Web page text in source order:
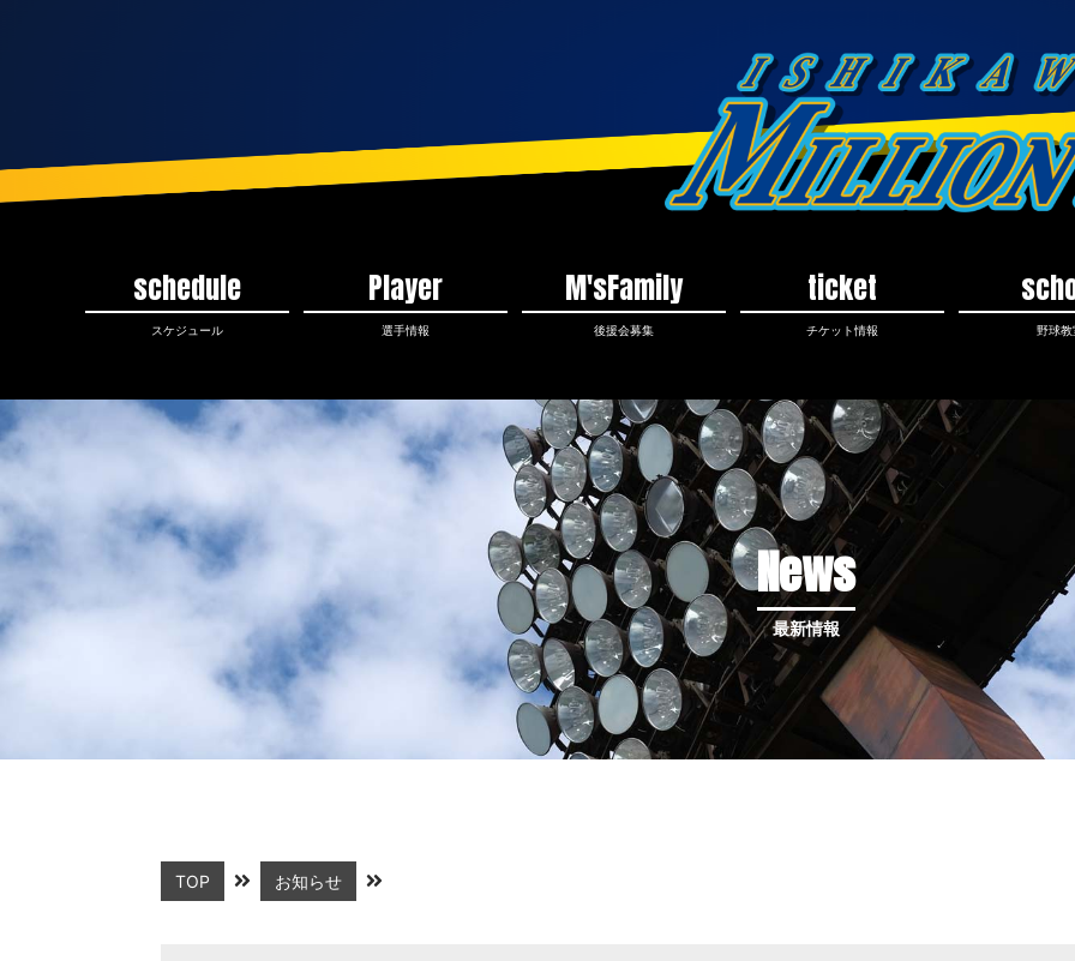
schedule
スケジュール
Player
選手情報
M'sFamily
後援会募集
ticket
チケット情報 野球
News
最新情報
TOP お知らせ